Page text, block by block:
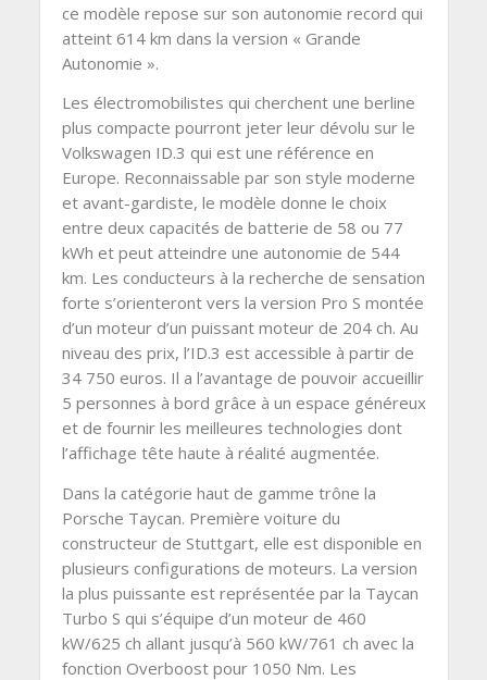
ce modèle repose sur son autonomie record qui
atteint 614 km dans la version « Grande
Autonomie ».
Les électromobilistes qui cherchent une berline
plus compacte pourront jeter leur dévolu sur le
Volkswagen ID.3 qui est une référence en
Europe. Reconnaissable par son style moderne
et avant-gardiste, le modèle donne le choix
entre deux capacités de batterie de 58 ou 77
kWh et peut atteindre une autonomie de 544
km. Les conducteurs à la recherche de sensation
forte s’orienteront vers la version Pro S montée
d’un moteur d’un puissant moteur de 204 ch. Au
niveau des prix, l’ID.3 est accessible à partir de
34 750 euros. Il a l’avantage de pouvoir accueillir
5 personnes à bord grâce à un espace généreux
et de fournir les meilleures technologies dont
l’affichage tête haute à réalité augmentée.
Dans la catégorie haut de gamme trône la
Porsche Taycan. Première voiture du
constructeur de Stuttgart, elle est disponible en
plusieurs configurations de moteurs. La version
la plus puissante est représentée par la Taycan
Turbo S qui s’équipe d’un moteur de 460
kW/625 ch allant jusqu’à 560 kW/761 ch avec la
fonction Overboost pour 1050 Nm. Les